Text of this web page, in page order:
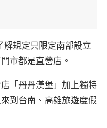
規定只限定南部設立
市都是直營店。
「丹丹漢堡」加上獨特
到台南、高雄旅遊度假